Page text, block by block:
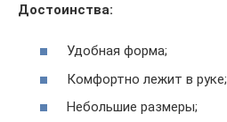
Достоинства:
Удобная форма;
Комфортно лежит в руке;
Небольшие размеры;